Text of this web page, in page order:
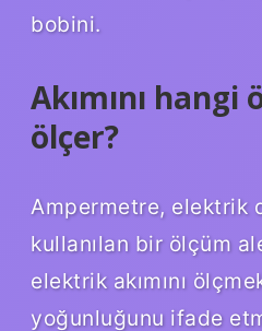
bobini.
Akımını hangi
ölçer?
Ampermetre, elektrik
kullanılan bir ölçüm
elektrik akımını
yoğunluğunu ifade